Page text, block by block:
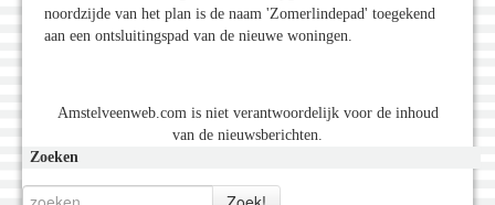
noordzijde van het plan is de naam 'Zomerlindepad' toegekend
aan een ontsluitingspad van de nieuwe woningen.
Amstelveenweb.com is niet verantwoordelijk voor de inhoud
van de nieuwsberichten.
Zoeken